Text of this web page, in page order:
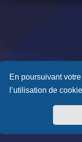
En poursuivant
l’utilisation de